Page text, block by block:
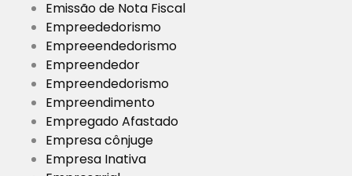
Emissão de Nota Fiscal
Empreededorismo
Empreeendedorismo
Empreendedor
Empreendedorismo
Empreendimento
Empregado Afastado
Empresa cônjuge
Empresa Inativa